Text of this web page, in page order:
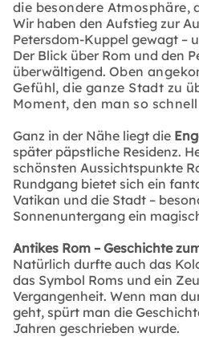
die besondere Atmosphäre,
Wir haben den Aufstieg zur
Petersdom-Kuppel gewagt –
Der Blick über Rom und den
überwältigend. Oben
Gefühl, die ganze Stadt zu
Moment, den man so
Ganz in der Nähe liegt die
später päpstliche Residenz.
schönsten Aussichtspunkte
Rundgang bietet sich ein
Vatikan und die Stadt –
Sonnenuntergang ein
Antikes Rom – Geschichte
Natürlich durfte auch das
das Symbol Roms und ein
Vergangenheit. Wenn man
geht, spürt man die
Jahren geschrieben wurde.